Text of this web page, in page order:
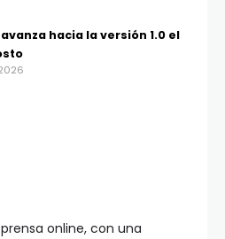
online, con una
hacia la versión 1.0 el